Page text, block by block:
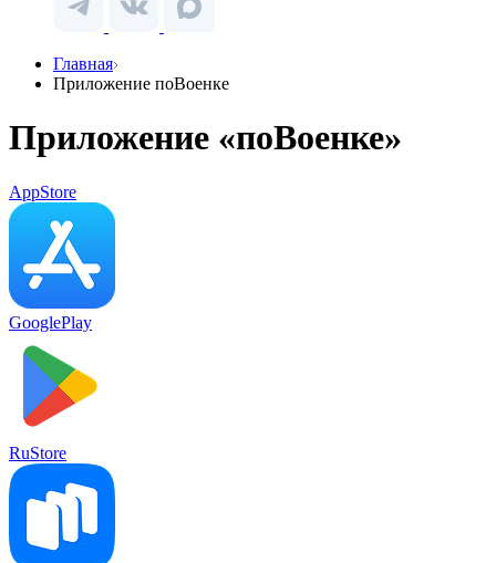
Главная
Приложение поВоенке
Приложение «поВоенке»
AppStore
GooglePlay
RuStore